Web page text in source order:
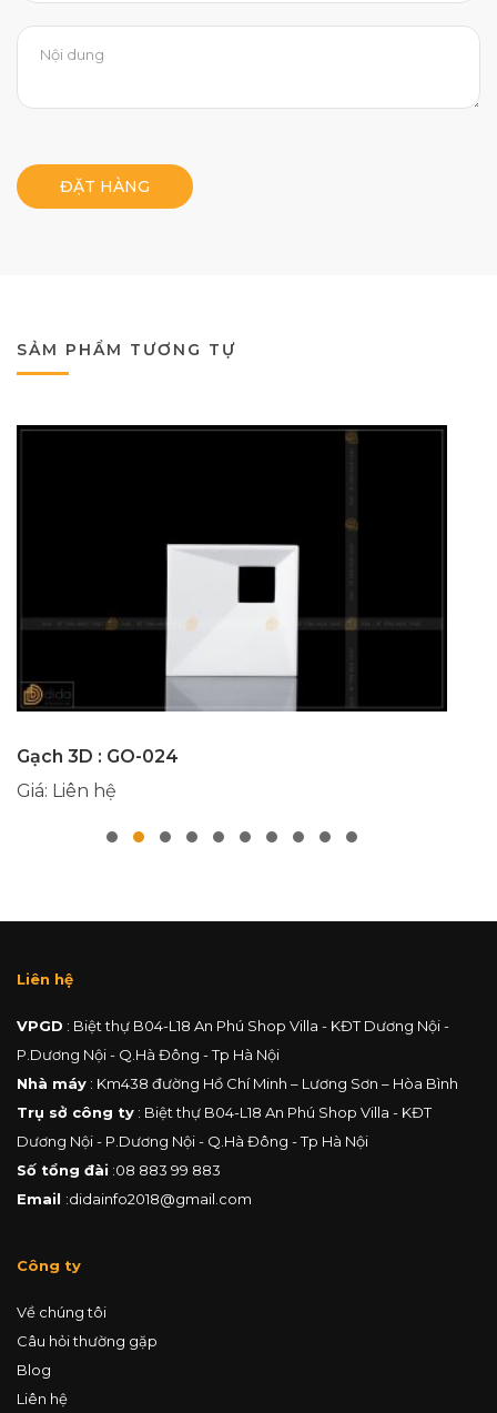
ĐẶT HÀNG
SẢM PHẨM TƯƠNG TỰ
Gạch 3D : GO-024
Giá: Liên hệ
Liên hệ
VPGD : Biệt thự B04-L18 An Phú Shop Villa - KĐT Dương Nội -
P.Dương Nội - Q.Hà Đông - Tp Hà Nội
Nhà máy : Km438 đường Hồ Chí Minh – Lương Sơn – Hòa Bình
Trụ sở công ty : Biệt thự B04-L18 An Phú Shop Villa - KĐT
Dương Nội - P.Dương Nội - Q.Hà Đông - Tp Hà Nội
Số tổng đài :08 883 99 883
Email :didainfo2018@gmail.com
Công ty
Về chúng tôi
Câu hỏi thường gặp
Blog
Liên hệ